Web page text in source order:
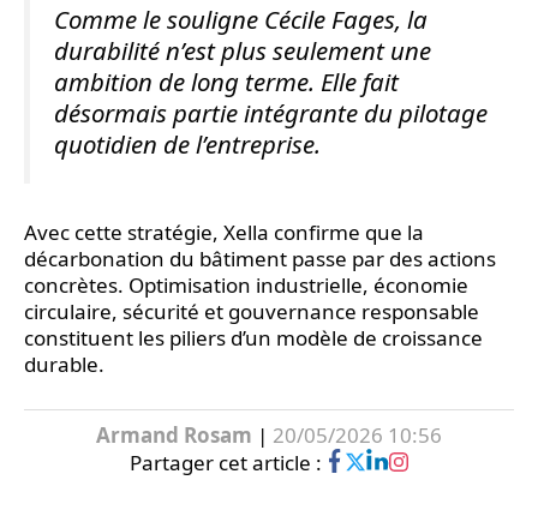
Comme le souligne Cécile Fages, la
durabilité n’est plus seulement une
ambition de long terme. Elle fait
désormais partie intégrante du pilotage
quotidien de l’entreprise.
Avec cette stratégie, Xella confirme que la
décarbonation du bâtiment passe par des actions
concrètes. Optimisation industrielle, économie
circulaire, sécurité et gouvernance responsable
constituent les piliers d’un modèle de croissance
durable.
Armand Rosam | 20/05/2026 10:56
Partager cet article :